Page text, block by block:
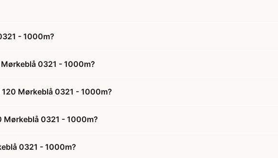
- 1000m?
0321 - 1000m?
Mørkeblå 0321 - 1000m?
Mørkeblå 0321 - 1000m?
0321 - 1000m?